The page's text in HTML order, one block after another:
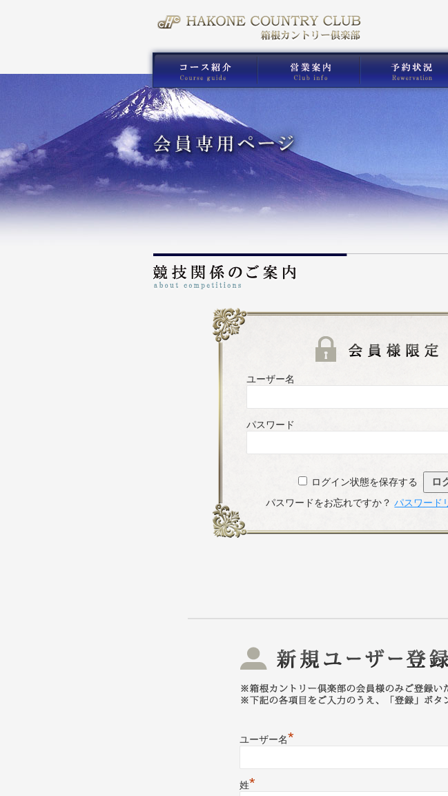
ユーザー名
パスワード
ログイン状態を保存する
パスワードをお忘れですか？パスワード
ユーザー名*
姓*